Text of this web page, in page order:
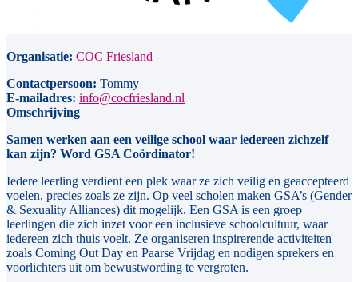
Organisatie: COC Friesland
Contactpersoon: Tommy
E-mailadres: info@cocfriesland.nl
Omschrijving
Samen werken aan een veilige school waar iedereen zichzelf
kan zijn? Word GSA Coördinator!
Iedere leerling verdient een plek waar ze zich veilig en geaccepteerd
voelen, precies zoals ze zijn. Op veel scholen maken GSA’s (Gender
& Sexuality Alliances) dit mogelijk. Een GSA is een groep
leerlingen die zich inzet voor een inclusieve schoolcultuur, waar
iedereen zich thuis voelt. Ze organiseren inspirerende activiteiten
zoals Coming Out Day en Paarse Vrijdag en nodigen sprekers en
voorlichters uit om bewustwording te vergroten.